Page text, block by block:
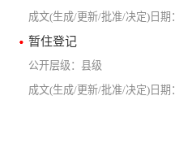
暂住登记
县级